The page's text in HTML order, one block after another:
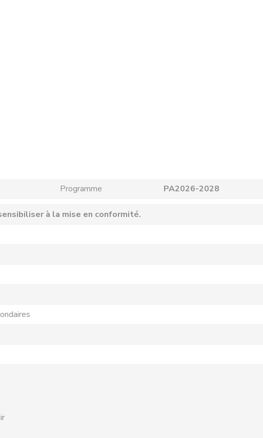
Programme PA2026-2028
à la mise en conformité.